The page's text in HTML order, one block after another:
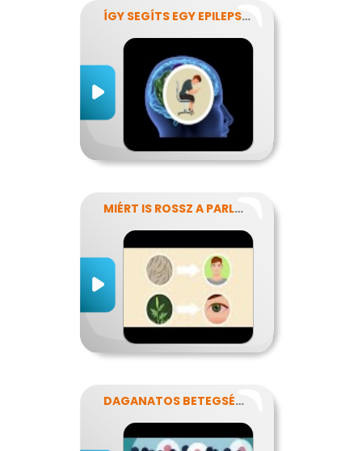
ÍGY SEGÍTS EGY EPILEPSZIÁSNAK
MIÉRT IS ROSSZ A PARLAGFŰ?
DAGANATOS BETEGSÉGEK